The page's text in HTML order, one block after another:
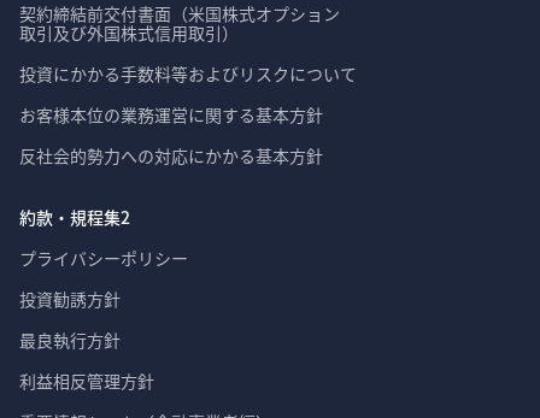
契約締結前交付書面（米国株式オプション
取引及び外国株式信用取引）
投資にかかる手数料等およびリスクについて
お客様本位の業務運営に関する基本方針
反社会的勢力への対応にかかる基本方針
約款・規程集2
プライバシーポリシー
投資勧誘方針
最良執行方針
利益相反管理方針